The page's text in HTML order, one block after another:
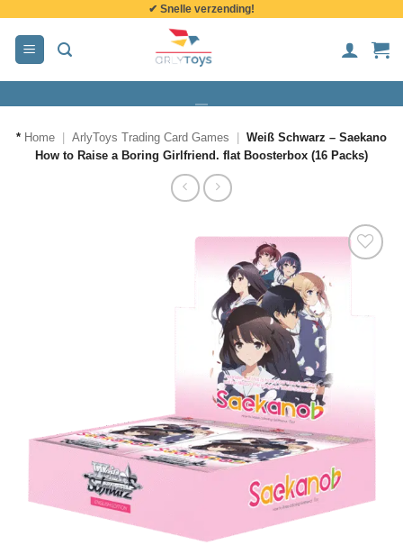
inhoud
✔ Snelle verzending!
* Home ArlyToys Trading Card Games
Weiß Schwarz – Saekano
How to Raise a Boring Girlfriend. flat Boosterbox (16 Packs)